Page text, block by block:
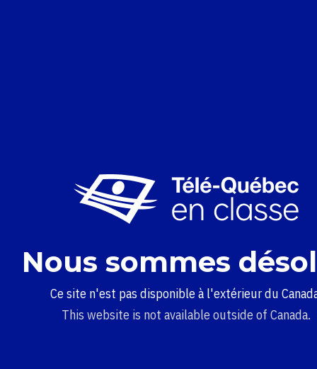
Nous sommes
Ce site n'est pas disponible à l'extérieur du
This website is not available outside of Canada.